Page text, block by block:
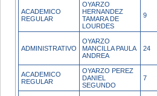
ACADEMICO
REGULAR
OYARZO
HERNANDEZ
TAMARA DE
LOURDES
9
ADMINISTRATIVO
OYARZO
MANCILLA PAULA
ANDREA
24
ACADEMICO
REGULAR
OYARZO PEREZ
DANIEL
SEGUNDO
7